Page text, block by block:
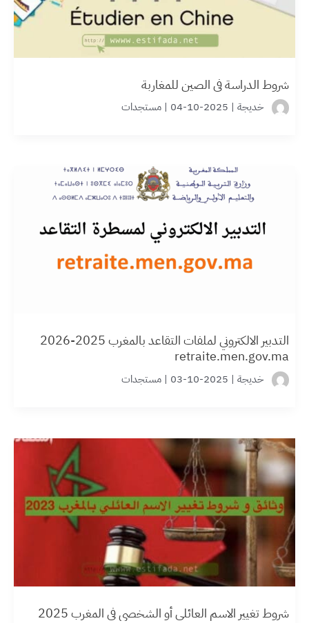
شروط الدراسة في الصين للمغاربة
خديجة |
2025-10-04
|مستجدات
التدبير الالكتروني لملفات التقاعد بالمغرب 2025-2026
retraite.men.gov.ma
خديجة |
2025-10-03
|مستجدات
شروط تغيير الاسم العائلي أو الشخصي في المغرب 2025